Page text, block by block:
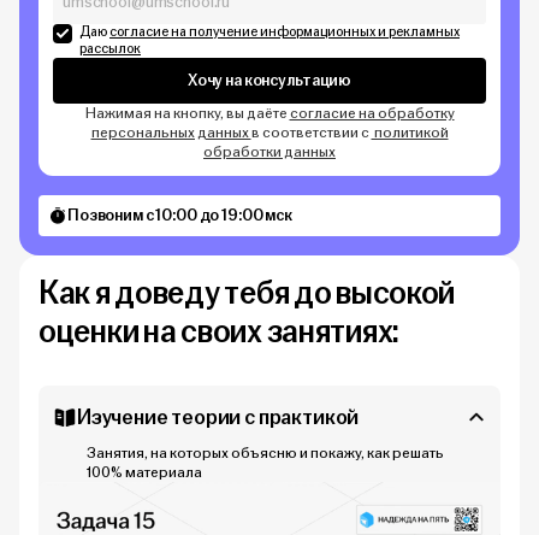
Даюсогласие на получение информационных и рекламных
рассылок
Хочу на консультацию
Нажимая на кнопку, вы даётесогласие на обработку
персональных данныхв соответствии с политикой
обработки данных
Позвоним с 10:00 до 19:00 мск
Как я доведу тебя до высокой
оценки на своих занятиях:
Изучение теории с практикой
Занятия, на которых объясню и покажу, как решать
100% материала